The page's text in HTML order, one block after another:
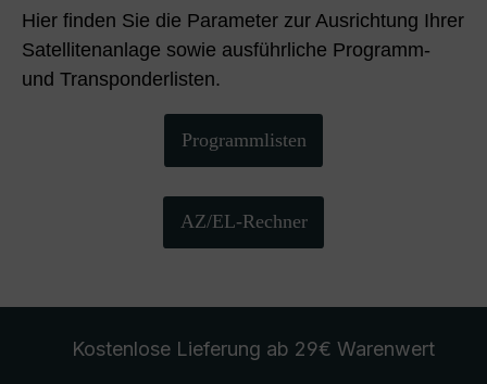
Hier finden Sie die Parameter zur Ausrichtung Ihrer
Satellitenanlage sowie ausführliche Programm-
und Transponderlisten.
Programmlisten
AZ/EL-Rechner
Kostenlose Lieferung ab 29€ Warenwert